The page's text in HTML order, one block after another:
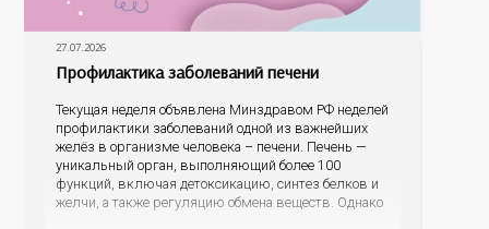
27.07.2026
Профилактика заболеваний печени
Текущая неделя объявлена Минздравом РФ неделей
профилактики заболеваний одной из важнейших
желёз в организме человека – печени. Печень —
уникальный орган, выполняющий более 100
функций, включая детоксикацию, синтез белков и
желчи, а также регуляцию обмена веществ. Однако